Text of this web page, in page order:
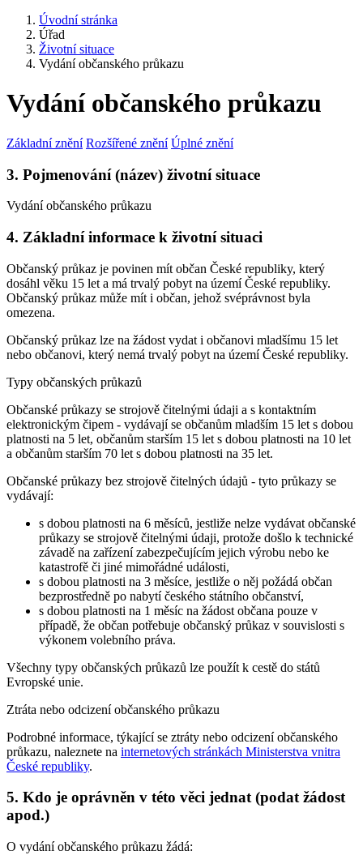
Úvodní stránka
Úřad
Životní situace
Vydání občanského průkazu
Vydání občanského průkazu
Základní znění Rozšířené znění Úplné znění
3. Pojmenování (název) životní situace
Vydání občanského průkazu
4. Základní informace k životní situaci
Občanský průkaz je povinen mít občan České republiky, který
dosáhl věku 15 let a má trvalý pobyt na území České republiky.
Občanský průkaz může mít i občan, jehož svéprávnost byla
omezena.
Občanský průkaz lze na žádost vydat i občanovi mladšímu 15 let
nebo občanovi, který nemá trvalý pobyt na území České republiky.
Typy občanských průkazů
Občanské průkazy se strojově čitelnými údaji a s kontaktním
elektronickým čipem - vydávají se občanům mladším 15 let s dobou
platnosti na 5 let, občanům starším 15 let s dobou platnosti na 10 let
a občanům starším 70 let s dobou platnosti na 35 let.
Občanské průkazy bez strojově čitelných údajů - tyto průkazy se
vydávají:
s dobou platnosti na 6 měsíců, jestliže nelze vydávat občanské
průkazy se strojově čitelnými údaji, protože došlo k technické
závadě na zařízení zabezpečujícím jejich výrobu nebo ke
katastrofě či jiné mimořádné události,
s dobou platnosti na 3 měsíce, jestliže o něj požádá občan
bezprostředně po nabytí českého státního občanství,
s dobou platnosti na 1 měsíc na žádost občana pouze v
případě, že občan potřebuje občanský průkaz v souvislosti s
výkonem volebního práva.
Všechny typy občanských průkazů lze použít k cestě do států
Evropské unie.
Ztráta nebo odcizení občanského průkazu
Podrobné informace, týkající se ztráty nebo odcizení občanského
průkazu, naleznete na internetových stránkách Ministerstva vnitra
České republiky.
5. Kdo je oprávněn v této věci jednat (podat žádost
apod.)
O vydání občanského průkazu žádá: